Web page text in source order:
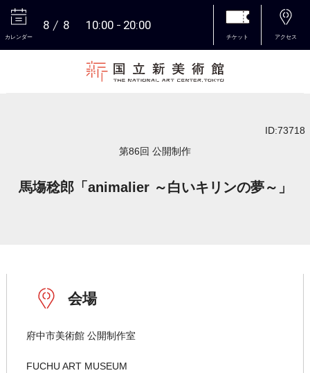
カレンダー
8 8 10:00 20:00
チケット アクセス
ID:73718
第86回 公開制作
馬塲稔郎「animalier ～白いキリンの夢～」
会場
府中市美術館 公開制作室
FUCHU ART MUSEUM